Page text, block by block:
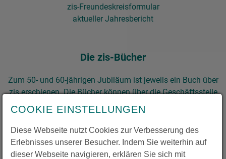
zis-Freundeskreisformular
aktueller Jahresbericht​​​​​​​
Die zis-Bücher
Zum 50- und 60-jährigen Jubiläum ist jeweils ein Buch über
zis erschienen. Die Bücher können über die Geschäftsstelle
erworben werden.
> Zur Leseprobe "Reiseziel Erfahrung"
> Zur Leseprobe "Jugendliche entdecken fremde Kulturen"
COOKIE EINSTELLUNGEN
Diese Webseite nutzt Cookies zur Verbesserung des
Erlebnisses unserer Besucher. Indem Sie weiterhin auf
dieser Webseite navigieren, erklären Sie sich mit